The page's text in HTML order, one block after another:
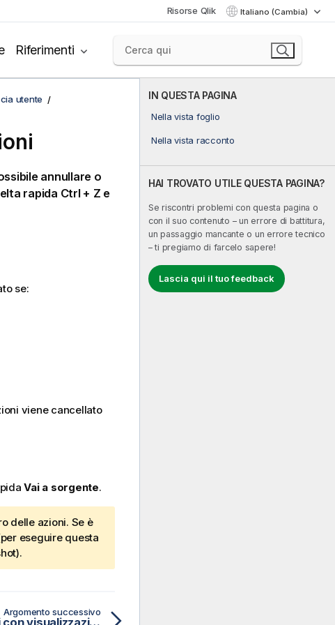
Risorse Qlik Italiano (Cambia)
Riferimenti
IN QUESTA PAGINA
Nella vista foglio
Nella vista racconto
HAI TROVATO UTILE QUESTA PAGINA?
Se riscontri problemi con questa pagina o
con il suo contenuto – un errore di battitura,
un passaggio mancante o un errore tecnico
– ti pregiamo di farcelo sapere!
Lascia qui il tuo feedback
utente
annullare o
rapida Ctrl + Z e
se:
viene cancellato
Vai a sorgente.
delle azioni. Se è
eseguire questa
Argomento successivo
Esplorazione dei dati con visualizzazioni